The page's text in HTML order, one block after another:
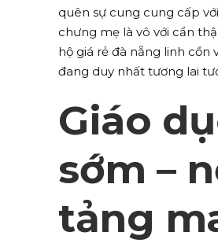
quên sự cung cung cấp
chưng mẹ là vô với cẩn
hộ giá rẻ đà nẵng linh cồn
đang duy nhất tương lai
Giáo
sớm –
tảng